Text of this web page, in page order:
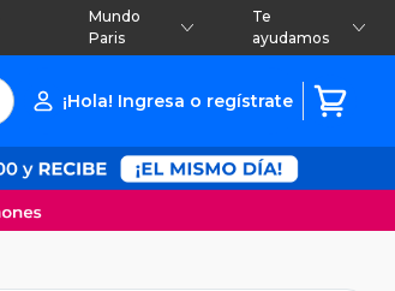
Mundo
Paris
Te
ayudamos
¡Hola! Ingresa o regístrate